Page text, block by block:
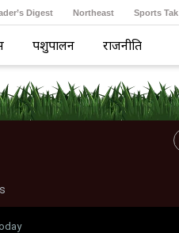
Digest Northeast Sports Tak
पशुपालन राजनीति